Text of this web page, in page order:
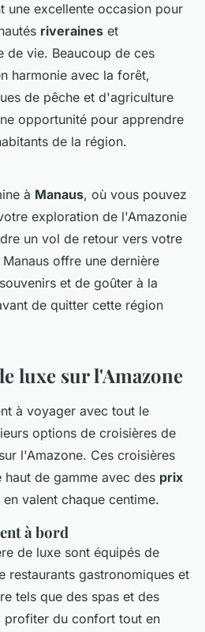
une excellente occasion pour
riveraines et
de vie. Beaucoup de ces
harmonie avec la forêt,
de pêche et d'agriculture
opportunité pour apprendre
de la région.
à Manaus, où vous pouvez
exploration de l'Amazonie
un vol de retour vers votre
offre une dernière
et de goûter à la
de quitter cette région
luxe sur l'Amazone
à voyager avec tout le
options de croisières de
l'Amazone. Ces croisières
de gamme avec des prix
valent chaque centime.
à bord
de luxe sont équipés de
restaurants gastronomiques et
tels que des spas et des
profiter du confort tout en